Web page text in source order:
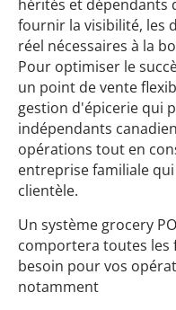
hérités et dépendants
fournir la visibilité, les
réel nécessaires à la
Pour optimiser le
un point de vente
gestion d'épicerie qui
indépendants
opérations tout en
entreprise familiale
clientèle.
Un système grocery
comportera toutes les
besoin pour vos
notamment